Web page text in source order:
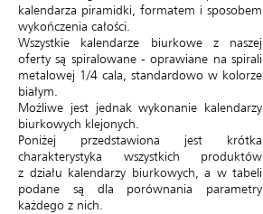
kalendarza piramidki, formatem i sposobem
wykończenia całości.
Wszystkie kalendarze biurkowe z naszej
oferty są spiralowane - oprawiane na spirali
metalowej 1/4 cala, standardowo w kolorze
białym.
Możliwe jest jednak wykonanie kalendarzy
biurkowych klejonych.
Poniżej przedstawiona jest krótka
charakterystyka wszystkich produktów
z działu kalendarzy biurkowych, a w tabeli
podane są dla porównania parametry
każdego z nich.